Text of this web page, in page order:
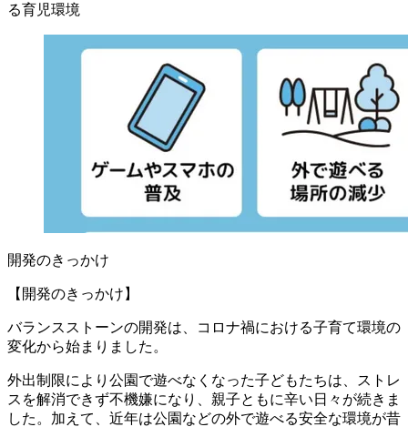
る育児環境
開発のきっかけ
【開発のきっかけ】
バランスストーンの開発は、コロナ禍における子育て環境の
変化から始まりました。
外出制限により公園で遊べなくなった子どもたちは、ストレ
スを解消できず不機嫌になり、親子ともに辛い日々が続きま
した。加えて、近年は公園などの外で遊べる安全な環境が昔